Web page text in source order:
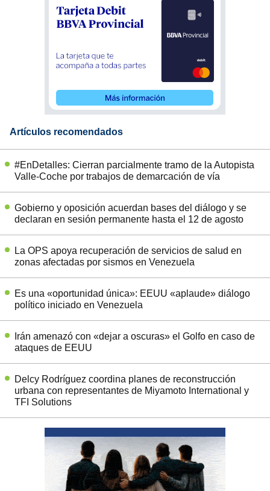
Artículos recomendados
#EnDetalles: Cierran parcialmente tramo de la Autopista
Valle-Coche por trabajos de demarcación de vía
Gobierno y oposición acuerdan bases del diálogo y se
declaran en sesión permanente hasta el 12 de agosto
La OPS apoya recuperación de servicios de salud en
zonas afectadas por sismos en Venezuela
Es una «oportunidad única»: EEUU «aplaude» diálogo
político iniciado en Venezuela
Irán amenazó con «dejar a oscuras» el Golfo en caso de
ataques de EEUU
Delcy Rodríguez coordina planes de reconstrucción
urbana con representantes de Miyamoto International y
TFI Solutions